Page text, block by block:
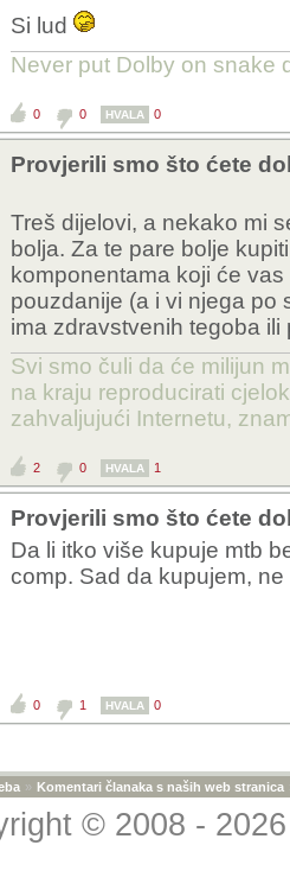
Si lud
Never put Dolby on snake
0 0 HVALA 0
Provjerili smo što ćete
Treš dijelovi, a nekako mi
bolja. Za te pare bolje
komponentama koji će
pouzdanije (a i vi njega po
ima zdravstvenih tegoba
Svi smo čuli da će milijun
na kraju reproducirati
zahvaljujući Internetu,
2 0 HVALA 1
Provjerili smo što ćete
Da li itko više kupuje mtb
comp. Sad da kupujem,
0 1 HVALA 0
» Komentari članaka s naših web stranica
© 2008 -